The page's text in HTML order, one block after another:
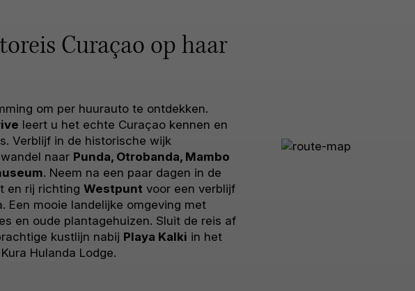
Curaçao op haar
om per huurauto te ontdekken.
leert u het echte Curaçao kennen en
Verblijf in de historische wijk
naar Punda, Otrobanda, Mambo
. Neem na een paar dagen in de
en rij richting Westpunt voor een verblijf
Een mooie landelijke omgeving met
en oude plantagehuizen. Sluit de reis af
kustlijn nabij Playa Kalki in het
Hulanda Lodge.